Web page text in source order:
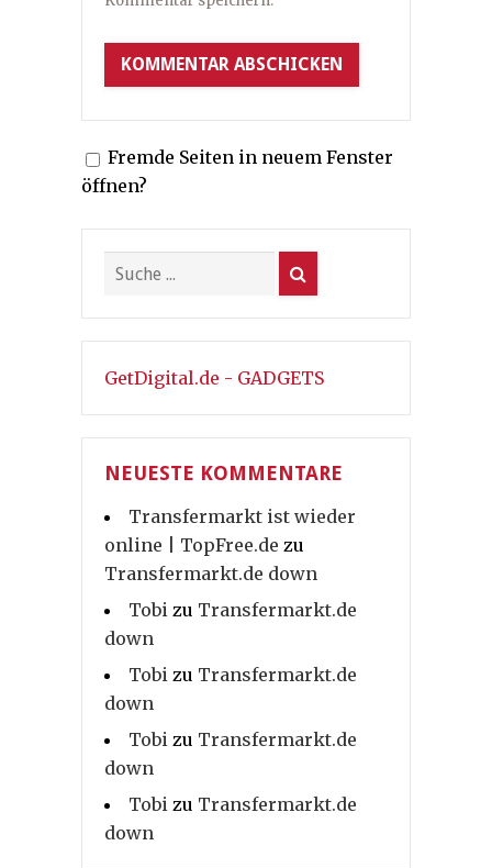
Fremde Seiten in neuem Fenster
öffnen?
GetDigital.de - GADGETS
NEUESTE KOMMENTARE
Transfermarkt ist wieder
online | TopFree.de zu
Transfermarkt.de down
Tobi zu Transfermarkt.de
down
Tobi zu Transfermarkt.de
down
Tobi zu Transfermarkt.de
down
Tobi zu Transfermarkt.de
down